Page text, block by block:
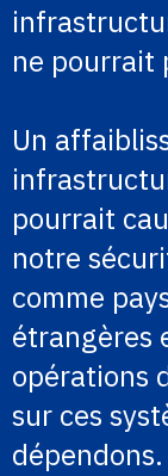
ne pourrait
Un
pourrait
notre
comme
étrangères
opérations
sur ces
dépendons.